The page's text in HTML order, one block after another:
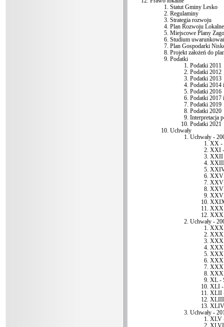
Statut Gminy Lesko
Regulaminy
Strategia rozwoju
Plan Rozwoju
Miejscowe Plany
Studium
Plan Gospodarki
Projekt założeń do
Podatki
Podatki 2011
Podatki 2012
Podatki 2013
Podatki 2014
Podatki 2016
Podatki 2017
Podatki 2019
Podatki 2020
Interpretacja
Podatki 2021
Uchwały
Uchwały -
XX -
XXI -
XXII
XXIII
XXV
XXX
Uchwały -
XL -
XLI -
XLII
XLIII
XLIV
Uchwały -
XLV
XLVI